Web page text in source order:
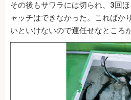
その後もサワラには切られ、3回
ャッチはできなかった。こればか
いといけないので運任せなところ